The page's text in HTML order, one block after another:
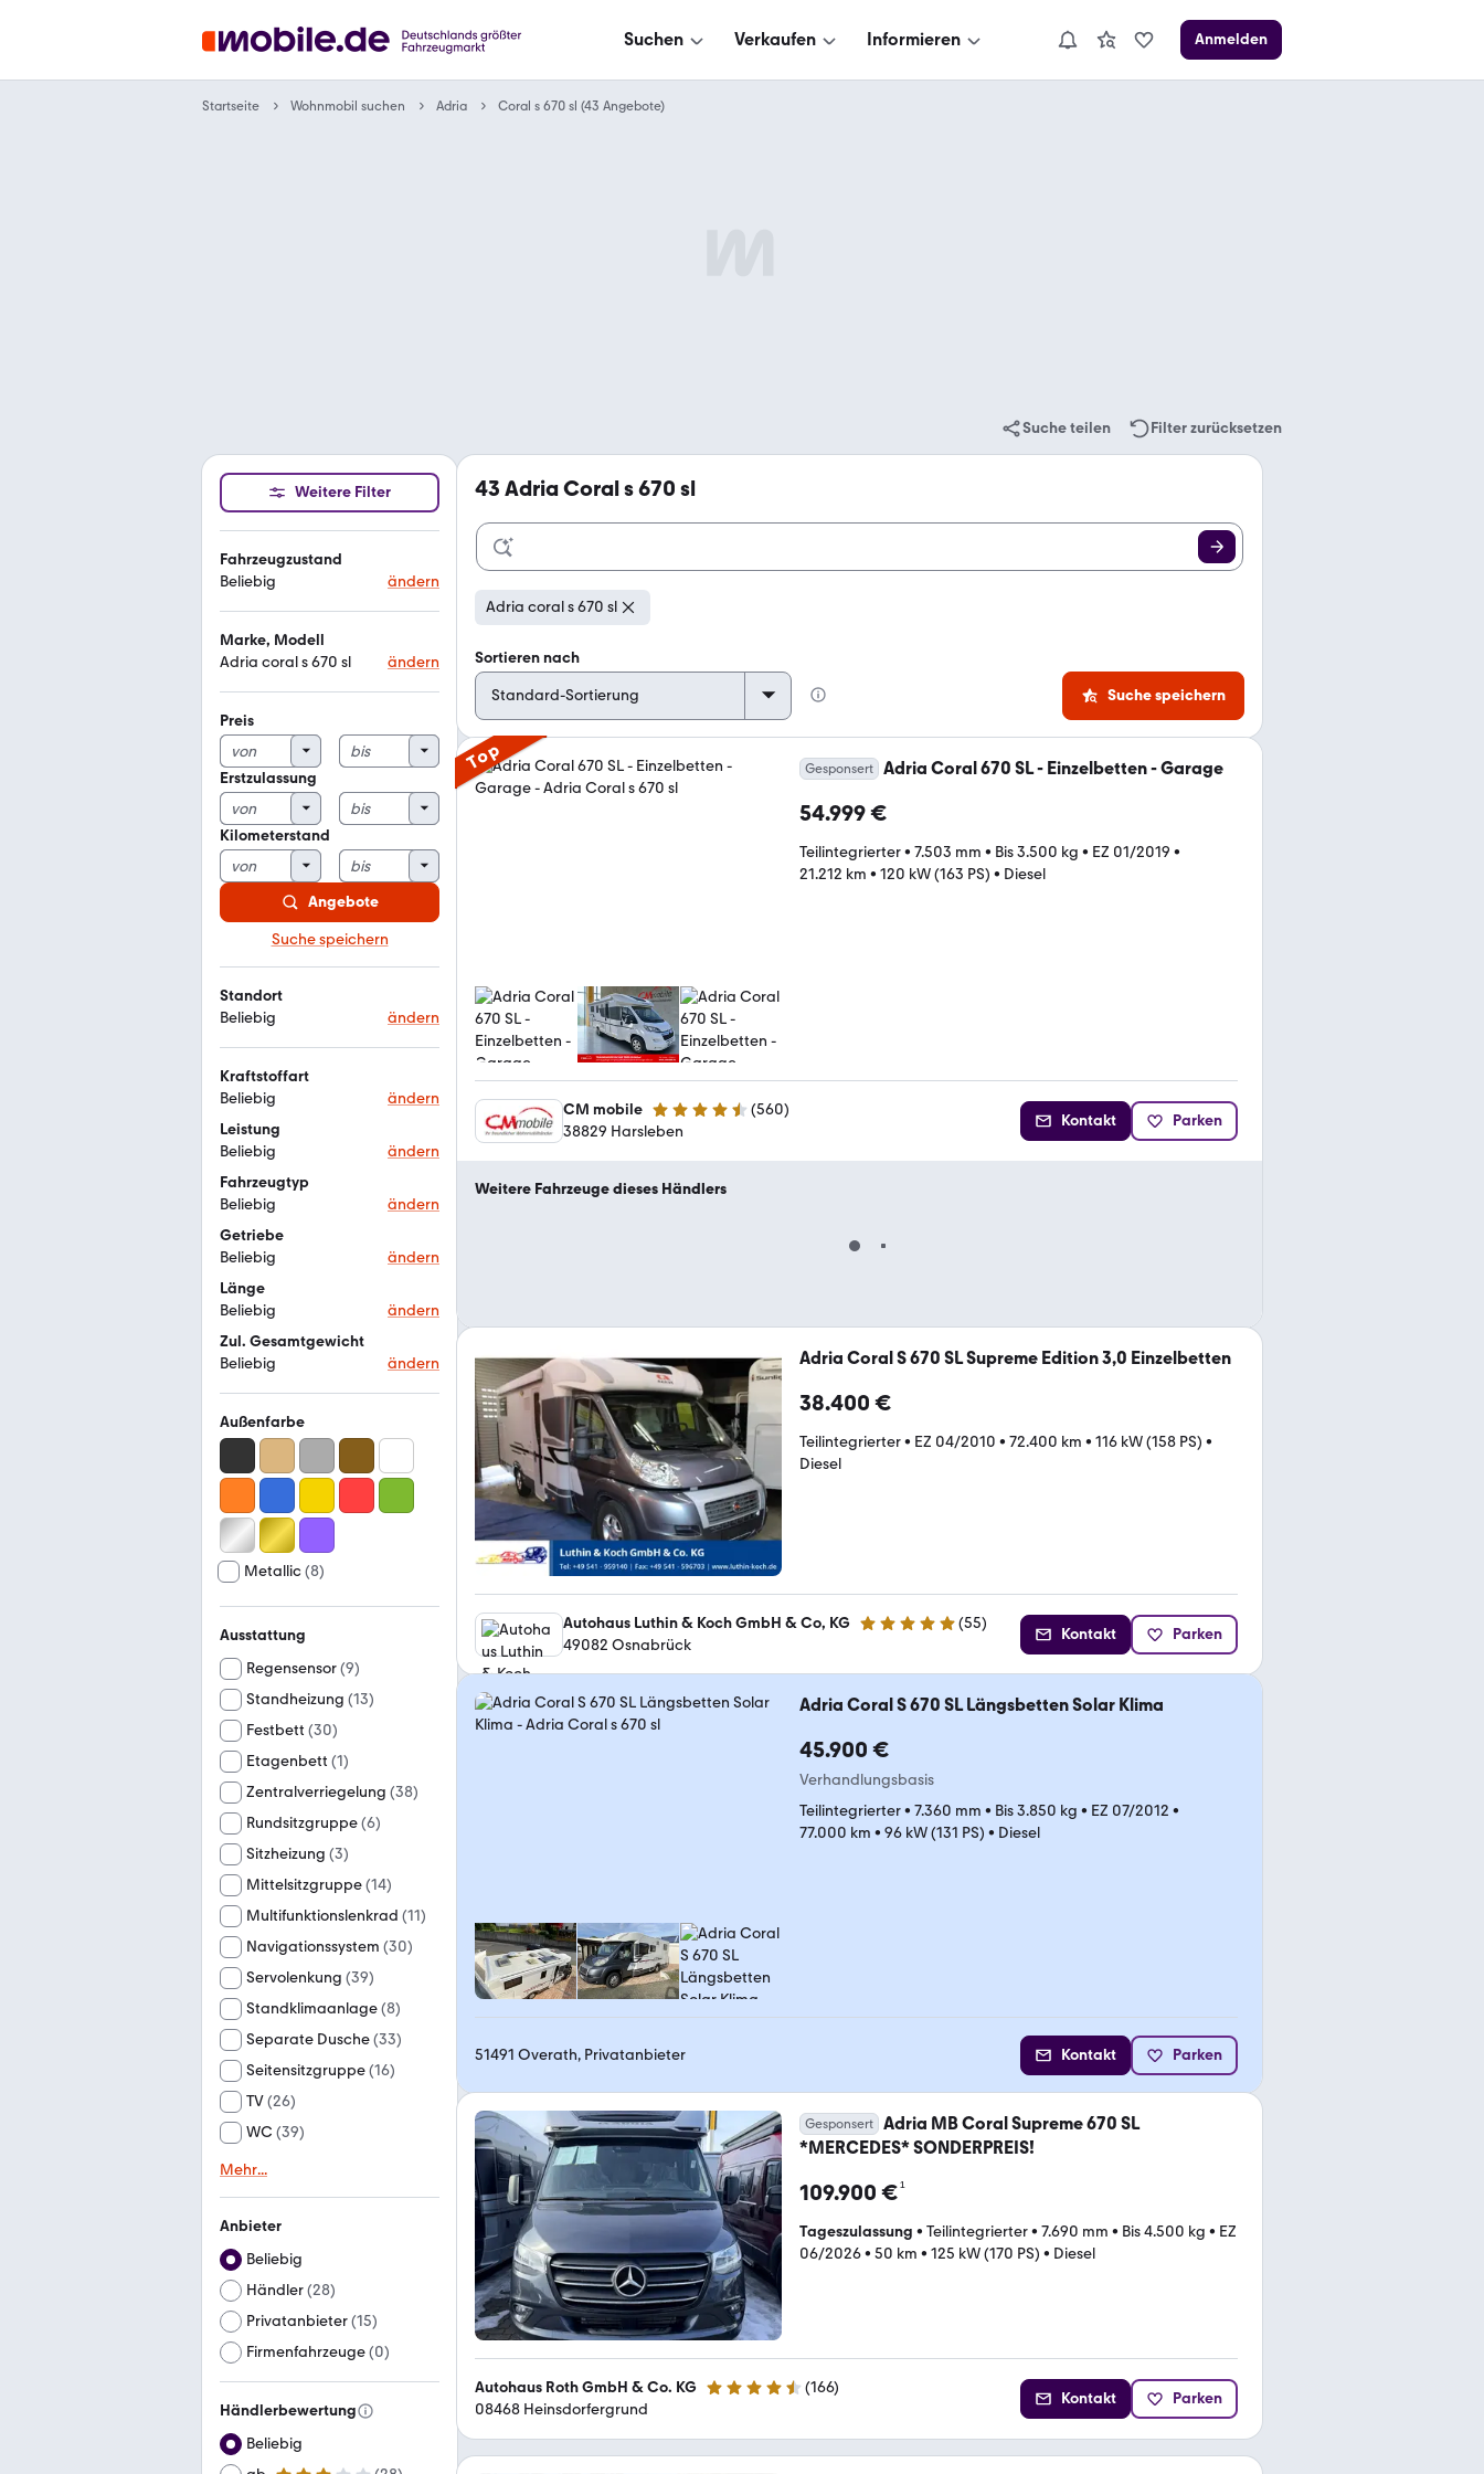
Suchen Verkaufen Informieren Anmelden
Startseite Wohnmobil suchen Adria Coral s 670 sl (43 Angebote)
Suche teilen Filter zurücksetzen
Weitere Filter
Fahrzeugzustand
Beliebig
ändern
Marke, Modell
Adria coral s 670 sl
ändern
Preis
Erstzulassung
Kilometerstand
Angebote
Suche speichern
Standort
Beliebig
ändern
Kraftstoffart
Beliebig
ändern
Leistung
Beliebig
ändern
Fahrzeugtyp
Beliebig
ändern
Getriebe
Beliebig
ändern
Länge
Beliebig
ändern
Zul. Gesamtgewicht
Beliebig
ändern
Außenfarbe
Metallic(8)
Ausstattung
Regensensor(9)
Standheizung (13)
Festbett (30)
Etagenbett (1)
Zentralverriegelung (38)
Rundsitzgruppe(6)
Sitzheizung (3)
Mittelsitzgruppe(14)
Multifunktionslenkrad (11)
Navigationssystem (30)
Servolenkung (39)
Standklimaanlage(8)
Separate Dusche(33)
Seitensitzgruppe(16)
TV(26)
WC (39)
Mehr...
Anbieter
Beliebig
Händler(28)
Privatanbieter(15)
Firmenfahrzeuge(0)
Händlerbewertung
Beliebig
43 Adria Coral s 670 sl
Adria coral s 670 sl
Sortieren nach
Suche speichern
Top Gesponsert Adria Coral 670 SL - Einzelbetten - Garage
54.999 €
Teilintegrierter• 7.503 mm • Bis 3.500 kg • EZ 01/2019 •
21.212 km • 120 kW (163 PS) • Diesel
CM mobile 4.7 Sterne (560)
38829 Harsleben
Kontakt Parken
Weitere Fahrzeuge dieses Händlers
Adria Coral S 670 SL Supreme Edition 3,0 Einzelbetten
38.400 €
Teilintegrierter• EZ 04/2010 • 72.400 km • 116 kW (158 PS) •
Diesel
Autohaus Luthin & Koch GmbH & Co, KG 4.9 Sterne (55)
49082 Osnabrück
Kontakt Parken
Adria Coral S 670 SL Längsbetten Solar Klima
45.900 €
Verhandlungsbasis
Teilintegrierter• 7.360 mm • Bis 3.850 kg • EZ 07/2012 •
77.000 km • 96 kW (131 PS) • Diesel
51491 Overath, Privatanbieter Kontakt Parken
Gesponsert
Adria MB Coral Supreme 670 SL
*MERCEDES* SONDERPREIS!
109.900 €¹
Tageszulassung • Teilintegrierter• 7.690 mm • Bis 4.500 kg • EZ
06/2026• 50 km • 125 kW (170 PS) • Diesel
Autohaus Roth GmbH & Co. KG 4.7 Sterne (166)
08468 Heinsdorfergrund
Kontakt Parken